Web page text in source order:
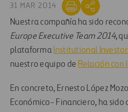
31 MAR 2014
Nuestra compañía ha sido
Europe Executive Team 2014,
plataforma Institutional
nuestro equipo de Relación con
En concreto, Ernesto López
Económico- Financiero, ha sido